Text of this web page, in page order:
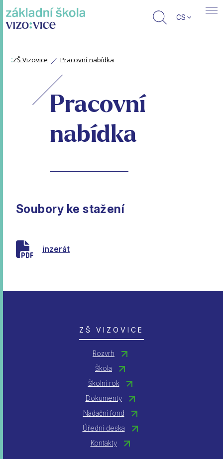
CS
:ZŠ Vizovice Pracovní nabídka
Pracovní
nabídka
Soubory ke stažení
inzerát
ZŠ VIZOVICE
Rozvrh
Škola
Školní rok
Dokumenty
Nadační fond
Úřední deska
Kontakty